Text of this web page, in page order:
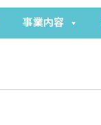
事業内容